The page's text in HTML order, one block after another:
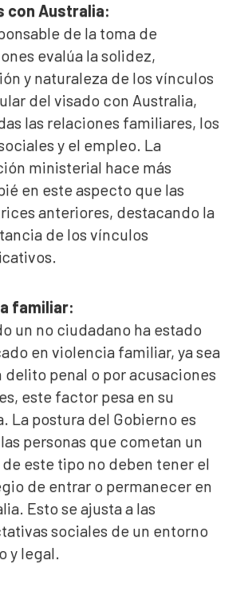
con Australia:
de la toma de
evalúa la solidez,
y naturaleza de los vínculos
del visado con Australia,
las relaciones familiares, los
y el empleo. La
ministerial hace más
en este aspecto que las
anteriores, destacando la
de los vínculos
familiar:
un no ciudadano ha estado
en violencia familiar, ya sea
delito penal o por acusaciones
este factor pesa en su
La postura del Gobierno es
personas que cometan un
este tipo no deben tener el
de entrar o permanecer en
Esto se ajusta a las
sociales de un entorno
y legal.